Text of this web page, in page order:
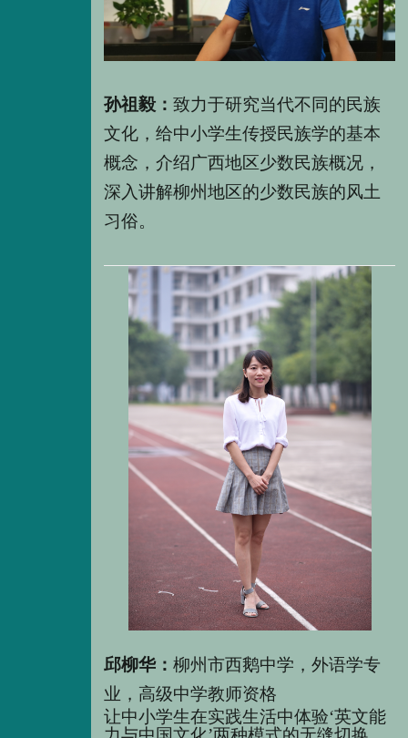
孙祖毅： 致力于研究当代不同的民族
文化，给中小学生传授民族学的基本
概念，介绍广西地区少数民族概况，
深入讲解柳州地区的少数民族的风土
习俗。
邱柳华： 柳州市西鹅中学，外语学专
业，高级中学教师资格
让中小学生在实践生活中体验‘英文能